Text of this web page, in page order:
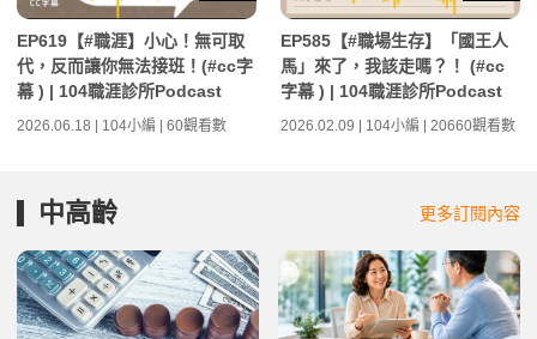
EP619【#職涯】小心！無可取
代，反而讓你無法接班！(#cc字
幕 ) | 104職涯診所Podcast
2026.06.18 | 104小編 | 60觀看數
EP585【#職場生存】「國王人
馬」來了，我該走嗎？！ (#cc
字幕 ) | 104職涯診所Podcast
2026.02.09 | 104小編 | 20660觀看數
中高齡 更多訂閱內容